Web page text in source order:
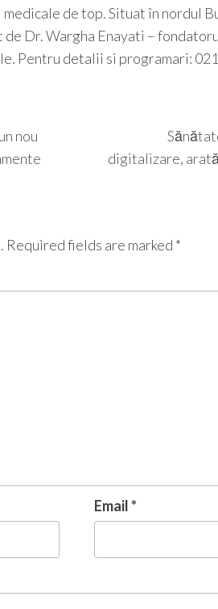
de top. Situat în nordul
Dr. Wargha Enayati –
Pentru detalii si programari:
nou
digitalizare,
Required fields are marked *
Email*